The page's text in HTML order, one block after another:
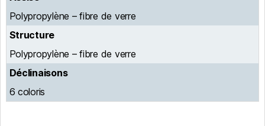
Polypropylène – fibre de verre
Structure
Polypropylène – fibre de verre
Déclinaisons
6 coloris